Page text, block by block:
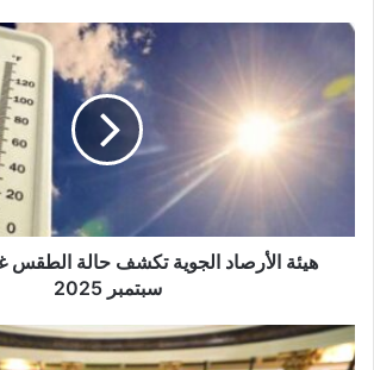
د
ا
سبتمبر 2025